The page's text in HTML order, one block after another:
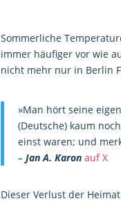
Sommerliche
immer häufiger vor wie
nicht mehr nur in Berlin
»Man hört seine
(Deutsche) kaum
einst waren; und
–Jan A. Karon auf X
Dieser Verlust der